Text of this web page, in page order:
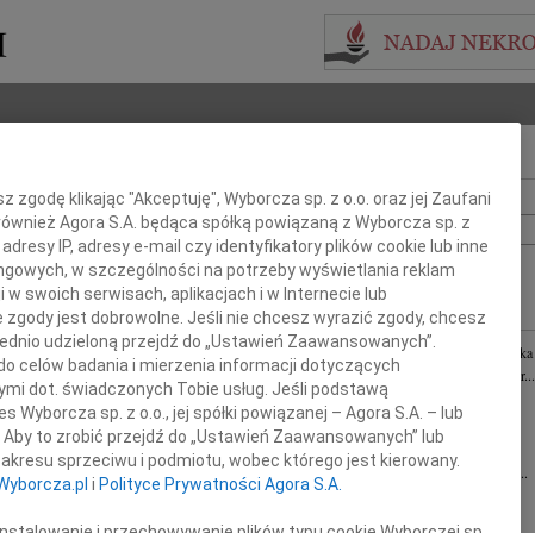
Imię i nazwisko lub numer ogłoszenia:
+ szukanie zaawansowane
INNE NEKROLOGI
Małgorzata Kościelska06.08.2026
cała Polska
Z głębokim smutkiem żegnam Panią Profesor...
Marta Rytel 31.07.2026
Z głębokim żalem w sercu żegnamy naszą...
Stanisław Gomułka
27.07.2026
Z głębokim żalem przyjęliśmy wiadomość o...
Adam Pilecki
Zarząd Podkarpackiego Stowarzyszenia...
zgodę klikając "Akceptuję", Wyborcza sp. z o.o. oraz jej Zaufani
Agora S.A. będąca spółką powiązaną z Wyborcza sp. z
IP, adresy e-mail czy identyfikatory plików cookie lub inne
w szczególności na potrzeby wyświetlania reklam
swoich serwisach, aplikacjach i w Internecie lub
jest dobrowolne. Jeśli nie chcesz wyrazić zgody, chcesz
udzieloną przejdź do „Ustawień Zaawansowanych”.
celów badania i mierzenia informacji dotyczących
dot. świadczonych Tobie usług. Jeśli podstawą
sp. z o.o., jej spółki powiązanej – Agora S.A. – lub
to zrobić przejdź do „Ustawień Zaawansowanych” lub
sprzeciwu i podmiotu, wobec którego jest kierowany.
i Polityce Prywatności Agora S.A.